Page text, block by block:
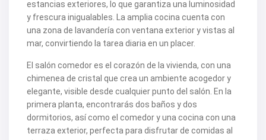
V2479
V2482
V2483
V2488
V2489
V2491
V2493
V2494
V2495
V2496
estancias exteriores, lo que garantiza una luminosidad
y frescura inigualables. La amplia cocina cuenta con
una zona de lavandería con ventana exterior y vistas al
mar, convirtiendo la tarea diaria en un placer.
El salón comedor es el corazón de la vivienda, con una
chimenea de cristal que crea un ambiente acogedor y
elegante, visible desde cualquier punto del salón. En la
primera planta, encontrarás dos baños y dos
dormitorios, así como el comedor y una cocina con una
terraza exterior, perfecta para disfrutar de comidas al